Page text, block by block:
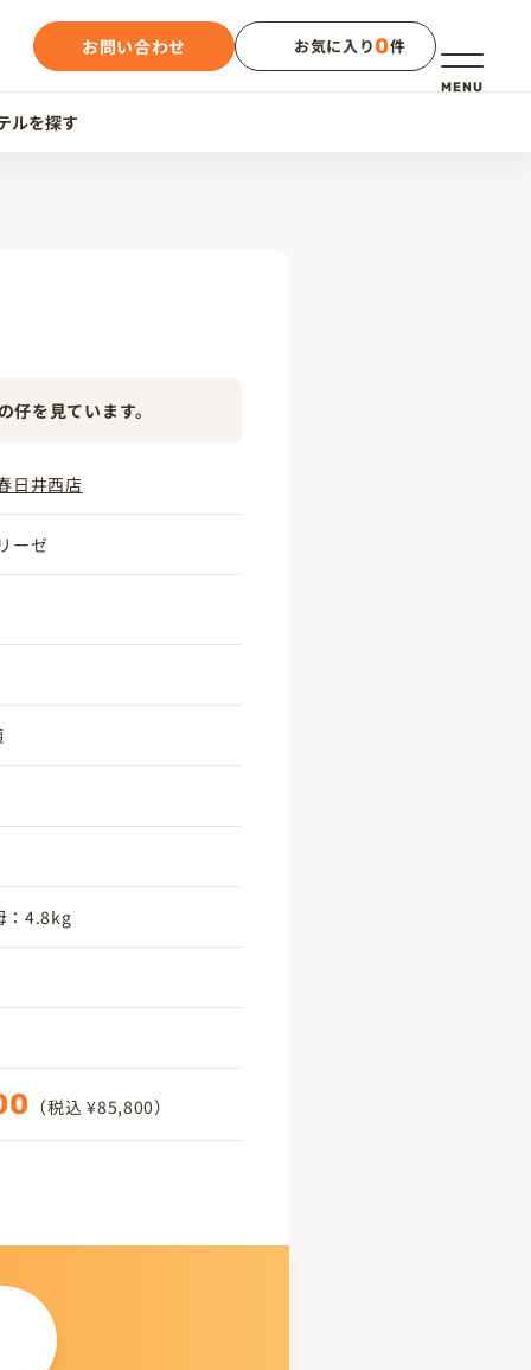
メニュー
MENU
お問い合わせ お気に入り0件
ルを探す
仔を見ています。
日井西店
ーゼ
：4.8kg
（税込 ¥85,800）